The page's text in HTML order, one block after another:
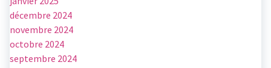
décembre 2024
novembre 2024
octobre 2024
septembre 2024